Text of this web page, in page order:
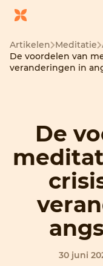
Artikelen Meditatie
De voordelen van
veranderingen in
De
30 juni